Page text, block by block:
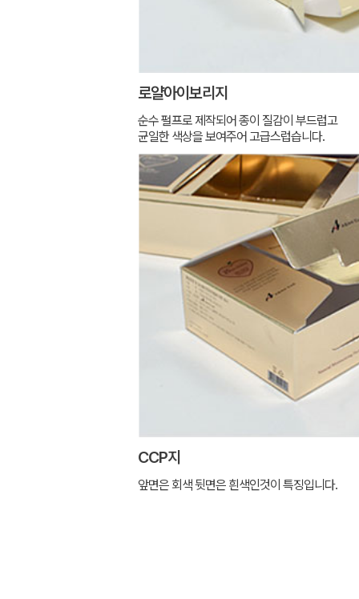
로얄아이보리지
순수 펄프로 제작되어 종이 질감이 부드럽고
균일한 색상을 보여주어 고급스럽습니다.
CCP지
앞면은 회색 뒷면은 흰색인것이 특징입니다.